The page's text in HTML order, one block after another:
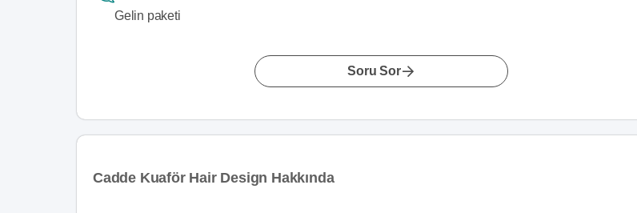
Gelin paketi
Soru Sor
Cadde Kuaför Hair Design Hakkında